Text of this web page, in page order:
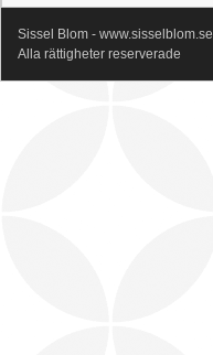
Sissel Blom - www.sisselblom.se
Alla rättigheter reserverade